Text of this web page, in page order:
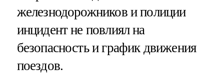
железнодорожников и полиции
инцидент не повлиял на
безопасность и график движения
поездов.